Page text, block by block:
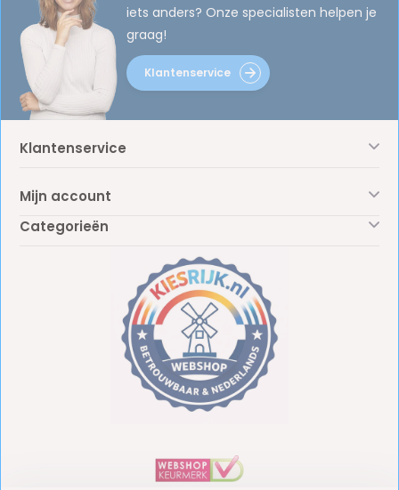
iets anders? Onze specialisten helpen je
graag!
Klantenservice
Klantenservice
Mijn account
Categorieën